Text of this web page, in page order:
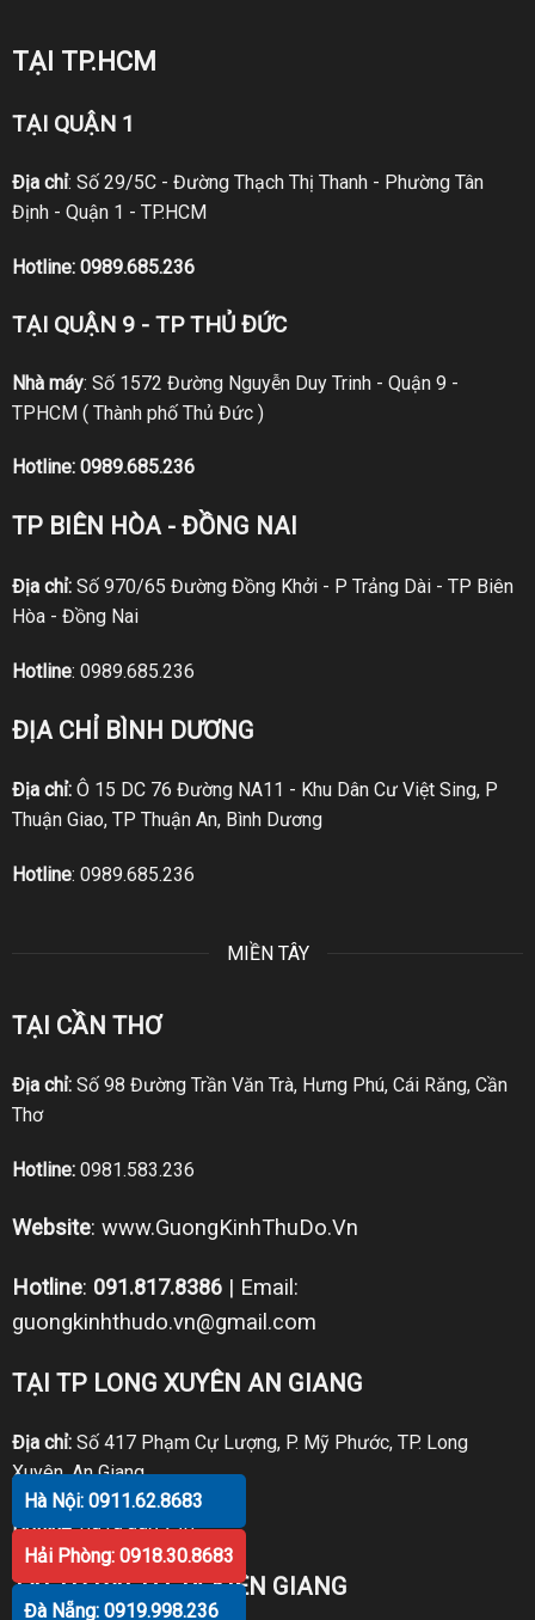
TẠI TP.HCM
TẠI QUẬN 1
Địa chỉ: Số 29/5C - Đường Thạch Thị Thanh - Phường Tân
Định - Quận 1 - TP.HCM
Hotline: 0989.685.236
TẠI QUẬN 9 - TP THỦ ĐỨC
Nhà máy: Số 1572 Đường Nguyễn Duy Trinh - Quận 9 -
TPHCM ( Thành phố Thủ Đức )
Hotline: 0989.685.236
TP BIÊN HÒA - ĐỒNG NAI
Địa chỉ:Số 970/65 Đường Đồng Khởi - P Trảng Dài - TP Biên
Hòa - Đồng Nai
Hotline: 0989.685.236
ĐỊA CHỈ BÌNH DƯƠNG
Địa chỉ:Ô 15 DC 76 Đường NA11 - Khu Dân Cư Việt Sing, P
Thuận Giao, TP Thuận An, Bình Dương
Hotline: 0989.685.236
MIỀN TÂY
TẠI CẦN THƠ
Địa chỉ:Số 98 Đường Trần Văn Trà, Hưng Phú, Cái Răng, Cần
Thơ
Hotline: 0981.583.236
Website: www.GuongKinhThuDo.Vn
Hotline: 091.817.8386| Email:
guongkinhthudo.vn@gmail.com
TẠI TP LONG XUYÊN AN GIANG
Địa chỉ:Số 417 Phạm Cự Lượng, P. Mỹ Phước, TP. Long
Xuyên, An Giang
Hotline: 0919.998.236
TẠI TP RẠCH GIÁ KIÊN GIANG
Hà Nội: 0911.62.8683
Hải Phòng: 0918.30.8683
Đà Nẵng: 0919.998.236